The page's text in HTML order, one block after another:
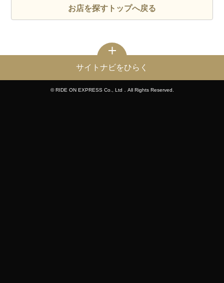
お店を探すトップへ戻る
サイトナビをひらく
© RIDE ON EXPRESS Co., Ltd．All Rights Reserved.